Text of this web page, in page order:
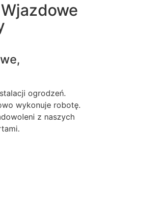
ogrodzeń.
wykonuje robotę.
z naszych